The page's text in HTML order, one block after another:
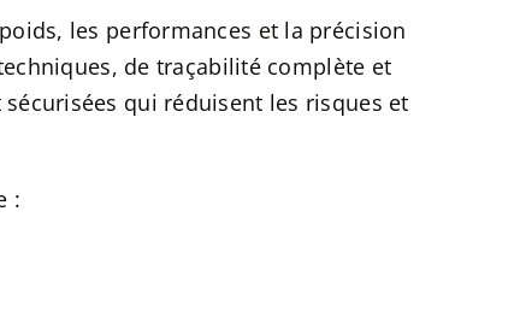
les performances et la précision
de traçabilité complète et
qui réduisent les risques et
: